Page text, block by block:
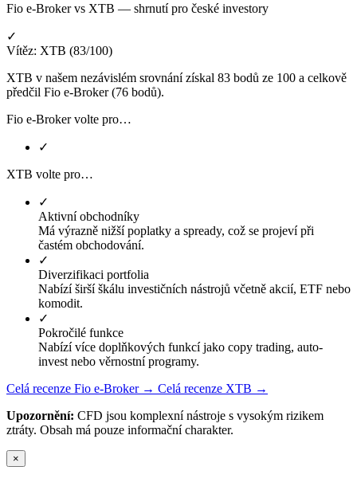
Fio e-Broker vs XTB — shrnutí pro české investory
✓
Vítěz: XTB (83/100)
XTB v našem nezávislém srovnání získal 83 bodů ze 100 a celkově
předčil Fio e-Broker (76 bodů).
Fio e-Broker volte pro…
✓
XTB volte pro…
✓
Aktivní obchodníky
Má výrazně nižší poplatky a spready, což se projeví při
častém obchodování.
✓
Diverzifikaci portfolia
Nabízí širší škálu investičních nástrojů včetně akcií, ETF nebo
komodit.
✓
Pokročilé funkce
Nabízí více doplňkových funkcí jako copy trading, auto-
invest nebo věrnostní programy.
Celá recenze Fio e-Broker → Celá recenze XTB →
Upozornění: CFD jsou komplexní nástroje s vysokým rizikem
ztráty. Obsah má pouze informační charakter.
×